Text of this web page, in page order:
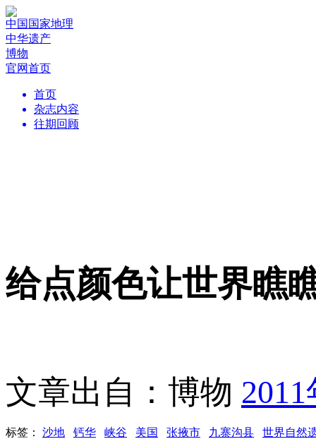
中国国家地理
中华遗产
博物
官网首页
首页
杂志内容
往期回顾
给点颜色让世界瞧
文章出自：博物
标签： 沙地 钙华 峡谷 美国 张掖市 九寨沟县 世界自然